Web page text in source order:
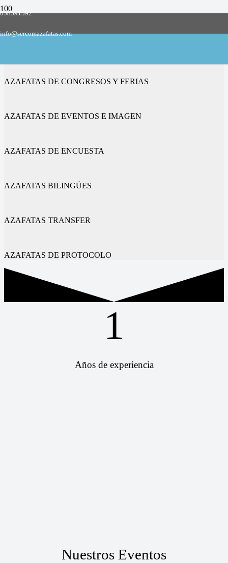
658591592
info@sercomazafatas.com
AZAFATAS DE CONGRESOS Y FERIAS
AZAFATAS DE EVENTOS E IMAGEN
AZAFATAS DE ENCUESTA
AZAFATAS BILINGÜES
AZAFATAS TRANSFER
AZAFATAS DE PROTOCOLO
1
Años de experiencia
Nuestros Eventos